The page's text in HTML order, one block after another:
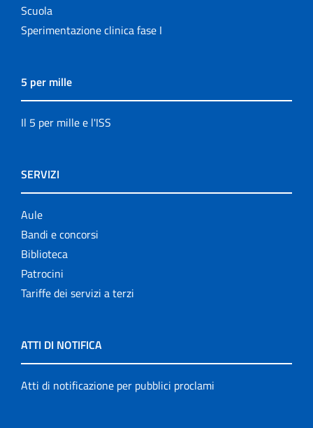
Scuola
Sperimentazione clinica fase I
5 per mille
Il 5 per mille e l'ISS
SERVIZI
Aule
Bandi e concorsi
Biblioteca
Patrocini
Tariffe dei servizi a terzi
ATTI DI NOTIFICA
Atti di notificazione per pubblici proclami